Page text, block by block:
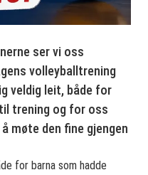
ser vi oss
volleyballtrening
veldig leit, både for
trening og for oss
møte den fine gjengen
for barna som hadde